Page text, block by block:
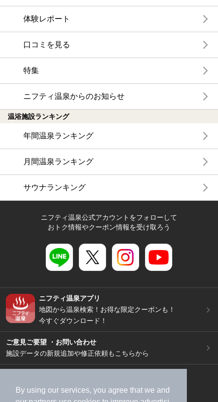
By using our services, you agree that we and
体験レポート
口コミを見る
特集
ニフティ温泉からのお知らせ
温浴施設ランキング
年間温泉ランキング
月間温泉ランキング
サウナランキング
ニフティ温泉公式アカウントをフォローして
おトク情報やクーポン情報を受け取ろう
ニフティ温泉アプリ
地図から温泉検索！お得な限定クーポンも！
今すぐダウンロード！
ご意見ご要望 ・お問い合わせ
施設データの新規追加や修正依頼もこちらから
加盟店募集（資料請求）
広告出稿のご案内